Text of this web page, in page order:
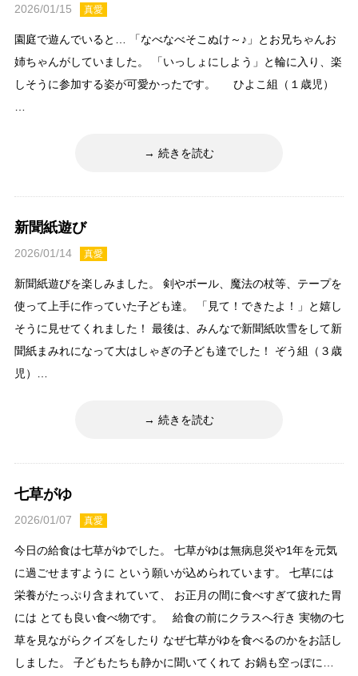
2026/01/15 真愛
園庭で遊んでいると… 「なべなべそこぬけ～♪」とお兄ちゃんお
姉ちゃんがしていました。 「いっしょにしよう」と輪に入り、楽
しそうに参加する姿が可愛かったです。 ひよこ組（１歳児）
続きを読む
新聞紙遊び
2026/01/14 真愛
新聞紙遊びを楽しみました。 剣やボール、魔法の杖等、テープを
使って上手に作っていた子ども達。 「見て！できたよ！」と嬉し
そうに見せてくれました！ 最後は、みんなで新聞紙吹雪をして新
聞紙まみれになって大はしゃぎの子ども達でした！ ぞう組（３歳
児）…
続きを読む
七草がゆ
2026/01/07 真愛
今日の給食は七草がゆでした。 七草がゆは無病息災や1年を元気
に過ごせますように という願いが込められています。 七草には
栄養がたっぷり含まれていて、 お正月の間に食べすぎて疲れた胃
には とても良い食べ物です。 給食の前にクラスへ行き 実物の七
草を見ながらクイズをしたり なぜ七草がゆを食べるのかをお話し
しました。 子どもたちも静かに聞いてくれて お鍋も空っぽに…